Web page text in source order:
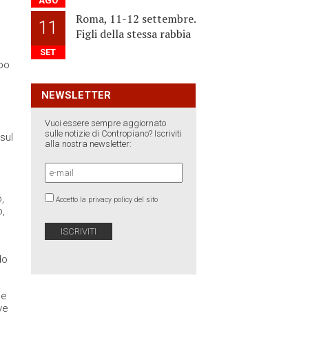
11
SET
Roma, 11-12 settembre.
Figli della stessa rabbia
NEWSLETTER
Vuoi essere sempre aggiornato
sulle notizie di Contropiano? Iscriviti
alla nostra newsletter:
Accetto la privacy policy del sito